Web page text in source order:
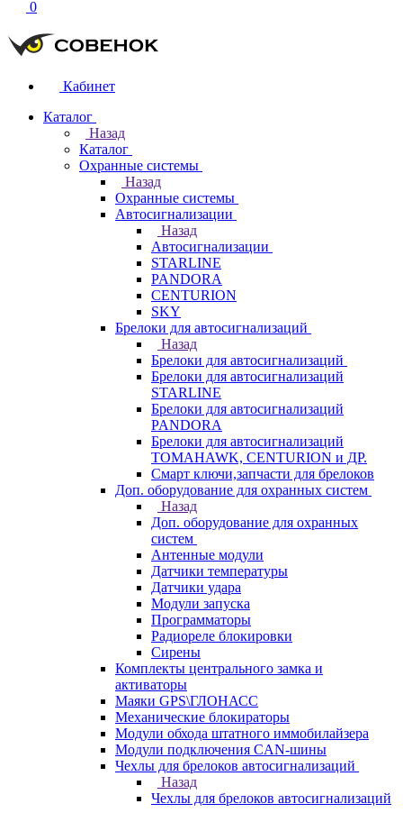
0
Кабинет
Каталог
Назад
Каталог
Охранные системы
Назад
Охранные системы
Автосигнализации
Назад
Автосигнализации
STARLINE
PANDORA
CENTURION
SKY
Брелоки для автосигнализаций
Назад
Брелоки для автосигнализаций
Брелоки для автосигнализаций
STARLINE
Брелоки для автосигнализаций
PANDORA
Брелоки для автосигнализаций
TOMAHAWK, CENTURION и ДР.
Смарт ключи,запчасти для брелоков
Доп. оборудование для охранных систем
Назад
Доп. оборудование для охранных
систем
Антенные модули
Датчики температуры
Датчики удара
Модули запуска
Программаторы
Радиореле блокировки
Сирены
Комплекты центрального замка и
активаторы
Маяки GPS\ГЛОНАСС
Механические блокираторы
Модули обхода штатного иммобилайзера
Модули подключения CAN-шины
Чехлы для брелоков автосигнализаций
Назад
Чехлы для брелоков автосигнализаций